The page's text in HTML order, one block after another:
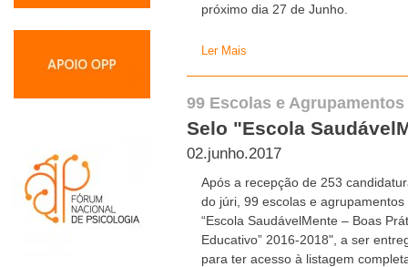
próximo dia 27 de Junho.
Ler Mais
99 Escolas e
Selo "Escola
02.junho.2017
Após a recepção de 253
do júri, 99 escolas e
“Escola SaudávelMente – Boas
Educativo” 2016-2018", a ser
para ter acesso à listagem